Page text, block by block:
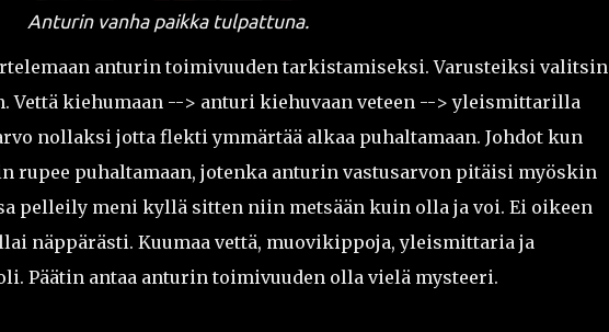
Anturin vanha paikka tulpattuna.
anturin toimivuuden tarkistamiseksi. Varusteiksi valitsin
Vettä kiehumaan --> anturi kiehuvaan veteen --> yleismittarilla
nollaksi jotta flekti ymmärtää alkaa puhaltamaan. Johdot kun
rupee puhaltamaan, jotenka anturin vastusarvon pitäisi myöskin
pelleily meni kyllä sitten niin metsään kuin olla ja voi. Ei oikeen
näppärästi. Kuumaa vettä, muovikippoja, yleismittaria ja
Päätin antaa anturin toimivuuden olla vielä mysteeri.